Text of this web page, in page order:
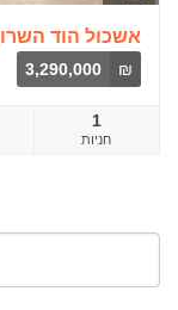
אשכול הוד
₪
3,290,000
1